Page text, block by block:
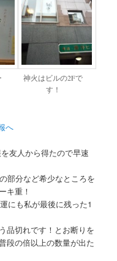
神火はビルの2Fで
す！
友人から得たので早速
部分など希少なところを
キ重！
にも私が最後に残った1
品切れです！とお断りを
段の倍以上の数量が出た